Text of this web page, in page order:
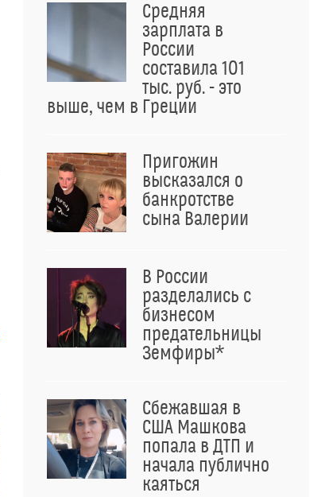
Средняя
зарплата в
России
составила 101
тыс. руб. - это
выше, чем в Греции
Пригожин
высказался о
банкротстве
сына Валерии
В России
разделались с
бизнесом
предательницы
Земфиры*
Сбежавшая в
США Машкова
попала в ДТП и
начала публично
каяться